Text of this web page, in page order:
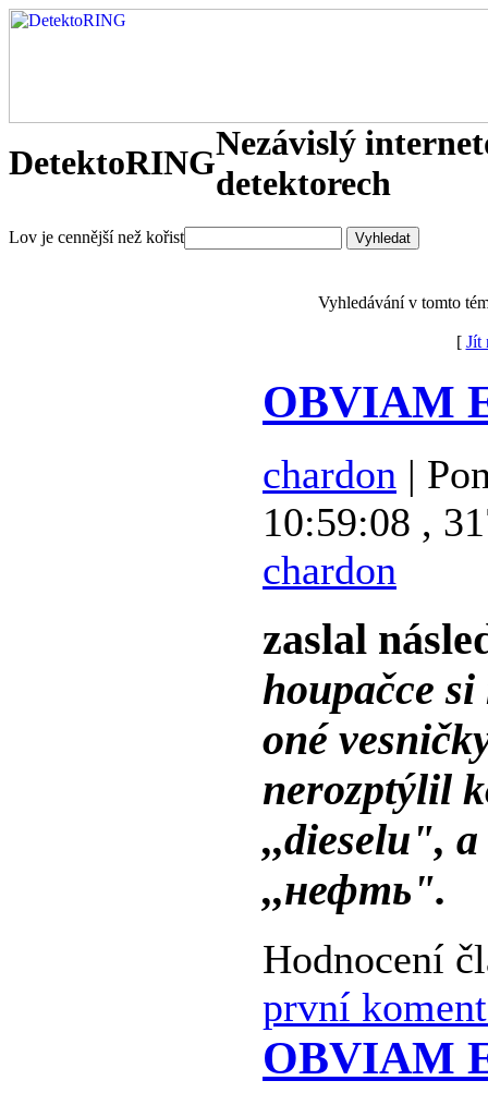
DetektoRINGNezávislý
detektorech
Lov je cennější než kořist
Vyhledávání v tomto
[ Jít
OBVIAM
chardon |
10:59:08 ,
chardon
zaslal
houpačce
oné
nerozptýlil
,,dieselu",
,,нефть".
Hodnocení
první
OBVIAM